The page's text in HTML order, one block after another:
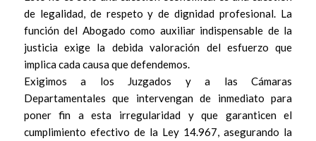
de legalidad, de respeto y de dignidad profesional. La
función del Abogado como auxiliar indispensable de la
justicia exige la debida valoración del esfuerzo que
implica cada causa que defendemos.
Exigimos a los Juzgados y a las Cámaras
Departamentales que intervengan de inmediato para
poner fin a esta irregularidad y que garanticen el
cumplimiento efectivo de la Ley 14.967, asegurando la